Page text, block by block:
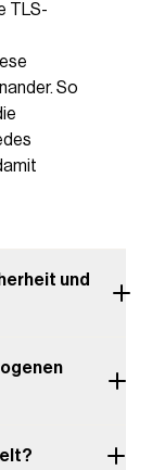
TLS-
So
und